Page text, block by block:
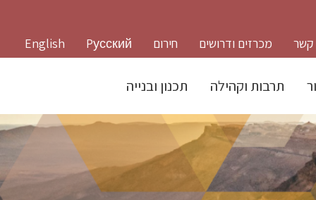
קשר מכרזים ודרושים חירום Pусский
English
תרבות וקהילה תכנון ובנייה